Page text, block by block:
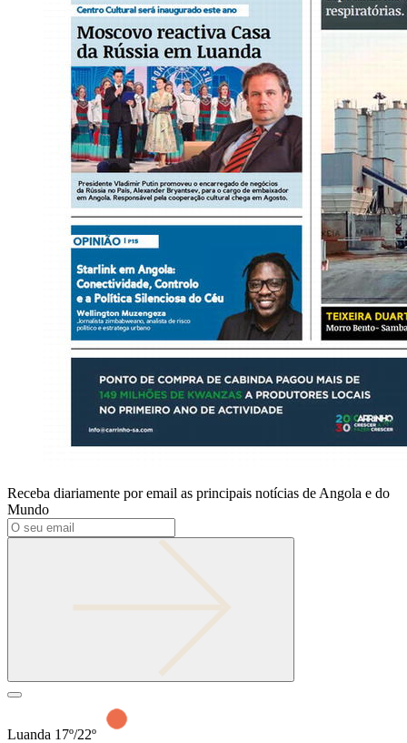
Receba diariamente por email as principais notícias de Angola e do
Mundo
Luanda 17º/22º